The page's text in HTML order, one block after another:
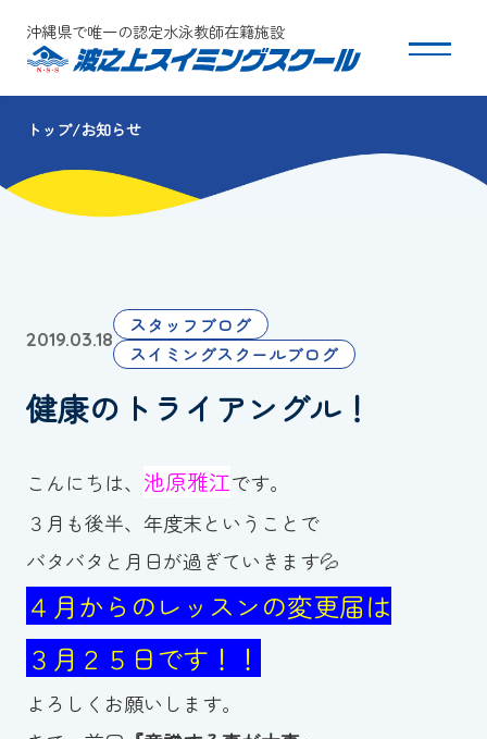
沖縄県で唯一の認定水泳教師在籍施設
スクールについて
コース・クラス紹介
団体会員募集
保護者の方へ
採用情報
お知らせ
カレンダー
波スイタイムズ
お問い合わせ
トップ お知らせ
2019.03.18
スタッフブログ
スイミングスクールブログ
健康のトライアングル！
こんにちは、 池原雅江です。
３月も後半、年度末ということで
バタバタと月日が過ぎていきます💦
４月からのレッスンの変更届は
３月２５日です！！
よろしくお願いします。